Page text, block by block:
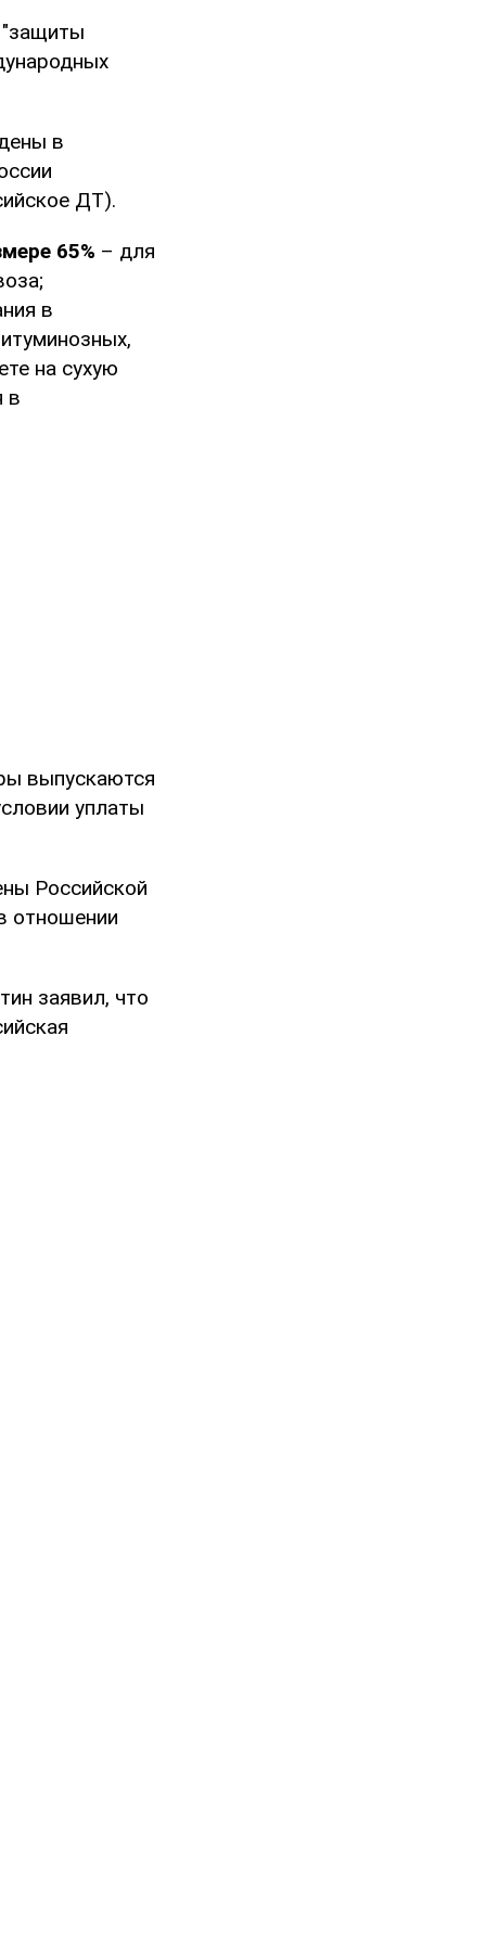
"защиты
в
ДТ).
65% – для
в
на сухую
в
выпускаются
уплаты
Российской
отношении
заявил, что